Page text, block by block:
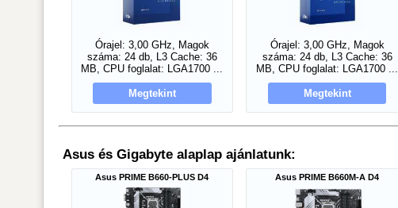
Órajel: 3,00 GHz, Magok
száma: 24 db, L3 Cache: 36
MB, CPU foglalat: LGA1700 ...
Megtekint
Órajel: 3,00 GHz, Magok
száma: 24 db, L3 Cache: 36
MB, CPU foglalat: LGA1700 ...
Megtekint
Asus és Gigabyte alaplap ajánlatunk:
Asus PRIME B660-PLUS D4 Asus PRIME B660M-A D4